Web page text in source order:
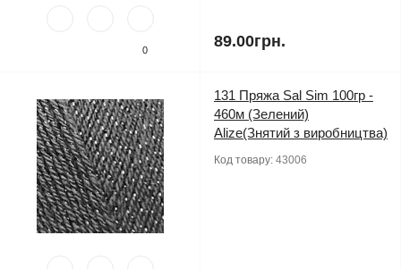
0 89.00грн.
131 Пряжа Sal Sim 100гр -
460м (Зелений)
Alize(Знятий з виробництва)
Код товару: 43006